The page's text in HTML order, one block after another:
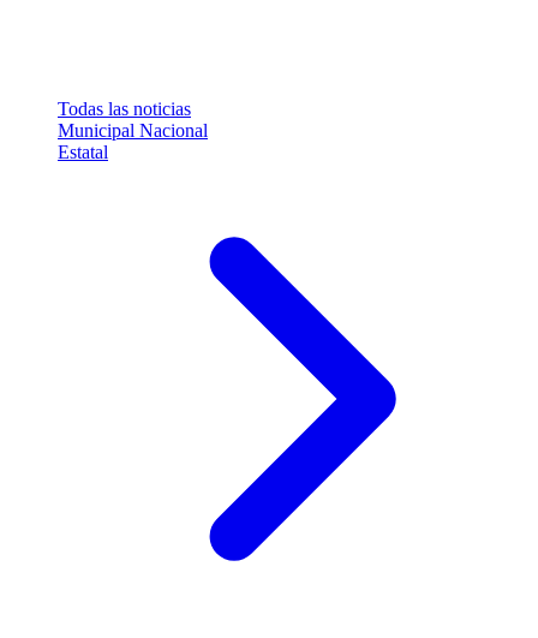
Todas las noticias
Municipal Nacional
Estatal